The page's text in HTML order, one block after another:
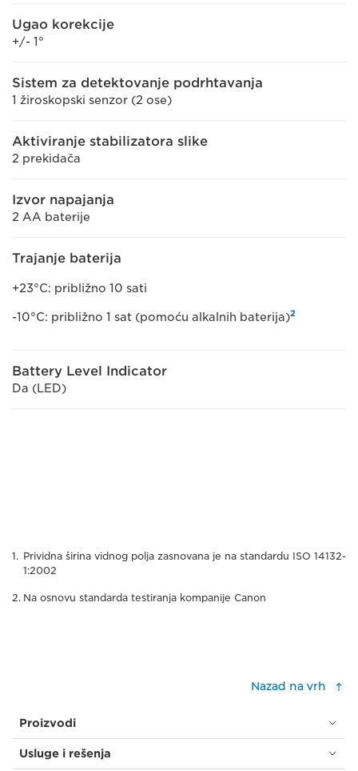
Ugao korekcije
+/- 1°
Sistem za detektovanje podrhtavanja
1 žiroskopski senzor (2 ose)
Aktiviranje stabilizatora slike
2 prekidača
Izvor napajanja
2 AA baterije
Trajanje baterija
+23°C: približno 10 sati
-10°C: približno 1 sat (pomoću alkalnih baterija)2
Battery Level Indicator
Da (LED)
Prividna širina vidnog polja zasnovana je na standardu ISO 14132-
1:2002
Na osnovu standarda testiranja kompanije Canon
Nazad na vrh
Proizvodi
Usluge i rešenja